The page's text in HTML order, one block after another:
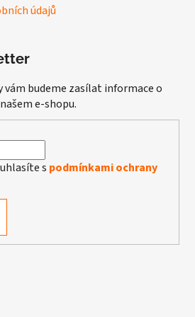
údajů
vám budeme zasílat informace o
e-shopu.
s podmínkami ochrany